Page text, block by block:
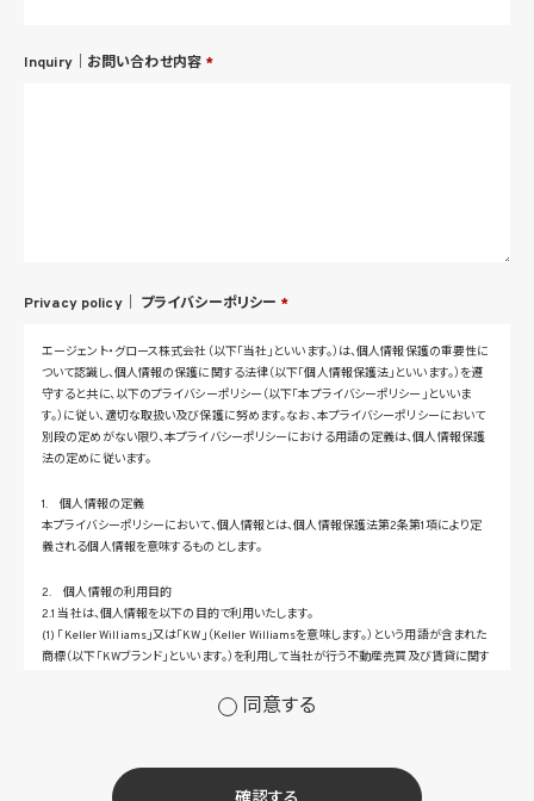
Inquiry｜お問い合わせ内容 *
Privacy policy｜ プライバシーポリシー *
エージェント・グロース株式会社（以下「当社」といいます。）は、個人情報保護の重要性に
ついて認識し、個人情報の保護に関する法律（以下「個人情報保護法」といいます。）を遵
守すると共に、以下のプライバシーポリシー（以下「本プライバシーポリシー」といいま
す。）に従い、適切な取扱い及び保護に努めます。なお、本プライバシーポリシーにおいて
別段の定めがない限り、本プライバシーポリシーにおける用語の定義は、個人情報保護
法の定めに従います。
1. 個人情報の定義
本プライバシーポリシーにおいて、個人情報とは、個人情報保護法第2条第1項により定
義される個人情報を意味するものとします。
2. 個人情報の利用目的
2.1 当社は、個人情報を以下の目的で利用いたします。
(1) 「Keller Williams」又は「KW」（Keller Williamsを意味します。）という用語が含まれた
商標（以下「KWブランド」といいます。）を利用して当社が行う不動産売買及び賃貸に関す
せ等への対応のため
(3) 当社の商品、サービス等のご案内のため
同意する